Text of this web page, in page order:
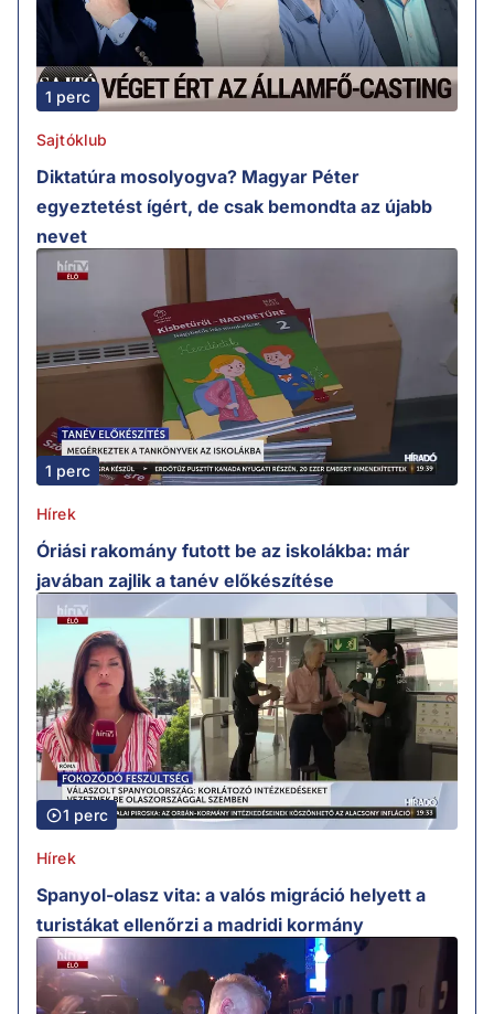
1 perc
Sajtóklub
Diktatúra mosolyogva? Magyar Péter
egyeztetést ígért, de csak bemondta az újabb
nevet
1 perc
Hírek
Óriási rakomány futott be az iskolákba: már
javában zajlik a tanév előkészítése
1 perc
Hírek
Spanyol-olasz vita: a valós migráció helyett a
turistákat ellenőrzi a madridi kormány